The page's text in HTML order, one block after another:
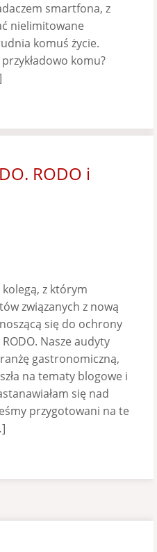
smartfona, z
nielimitowane
komuś życie.
komu?
RODO i
z którym
związanych z nową
się do ochrony
Nasze audyty
gastronomiczną,
na tematy blogowe i
się nad
przygotowani na te